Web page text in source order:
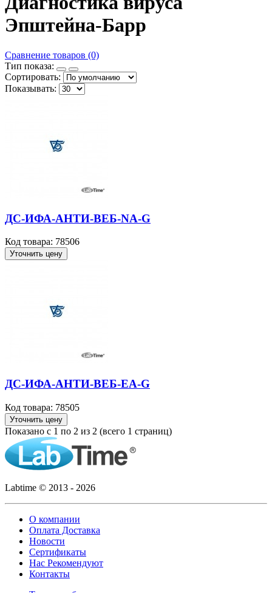
Эпштейна-Барр
Сравнение товаров (0)
Тип показа:
Сортировать:
Показывать:
ДС-ИФА-АНТИ-ВЕБ-NА-G
Код товара: 78506
Уточнить цену
ДС-ИФА-АНТИ-ВЕБ-ЕА-G
Код товара: 78505
Уточнить цену
Показано с 1 по 2 из 2 (всего 1 страниц)
Labtime © 2013 - 2026
О компании
Оплата Доставка
Новости
Сертификаты
Нас Рекомендуют
Контакты